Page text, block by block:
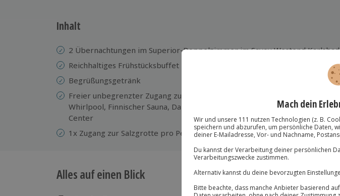
Inhalt
2 Übernachtungen im Superior-Doppelzimmer im Savoy Westend Karlsbad
Reichhaltiges Frühstücksbuffet
Begrüßungsgetränk
Freier unbegrenzter Zugang zum Wellness- & Spa-Bereich mit Pool (25 m),
Whirlpool, Finnischer Sauna, Dampfbad, Kneippmassageweg und Fitness
Center
1x Zugang zur Salzgrotte pro Person und Aufenthalt
Alles auf einen Blick